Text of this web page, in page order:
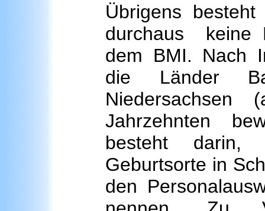
Übrigens
durchaus keine
dem BMI. Nach
die Länder
Jahrzehnten
besteht darin,
Geburtsorte in
den